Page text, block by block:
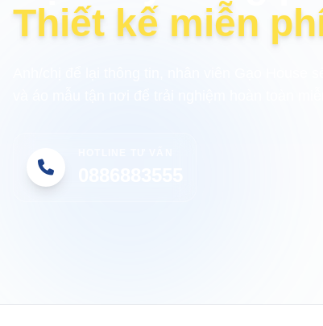
Thiết kế miễn